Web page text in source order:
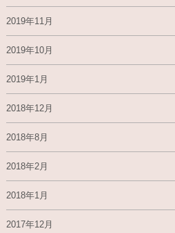
2019年11月
2019年10月
2019年1月
2018年12月
2018年8月
2018年2月
2018年1月
2017年12月